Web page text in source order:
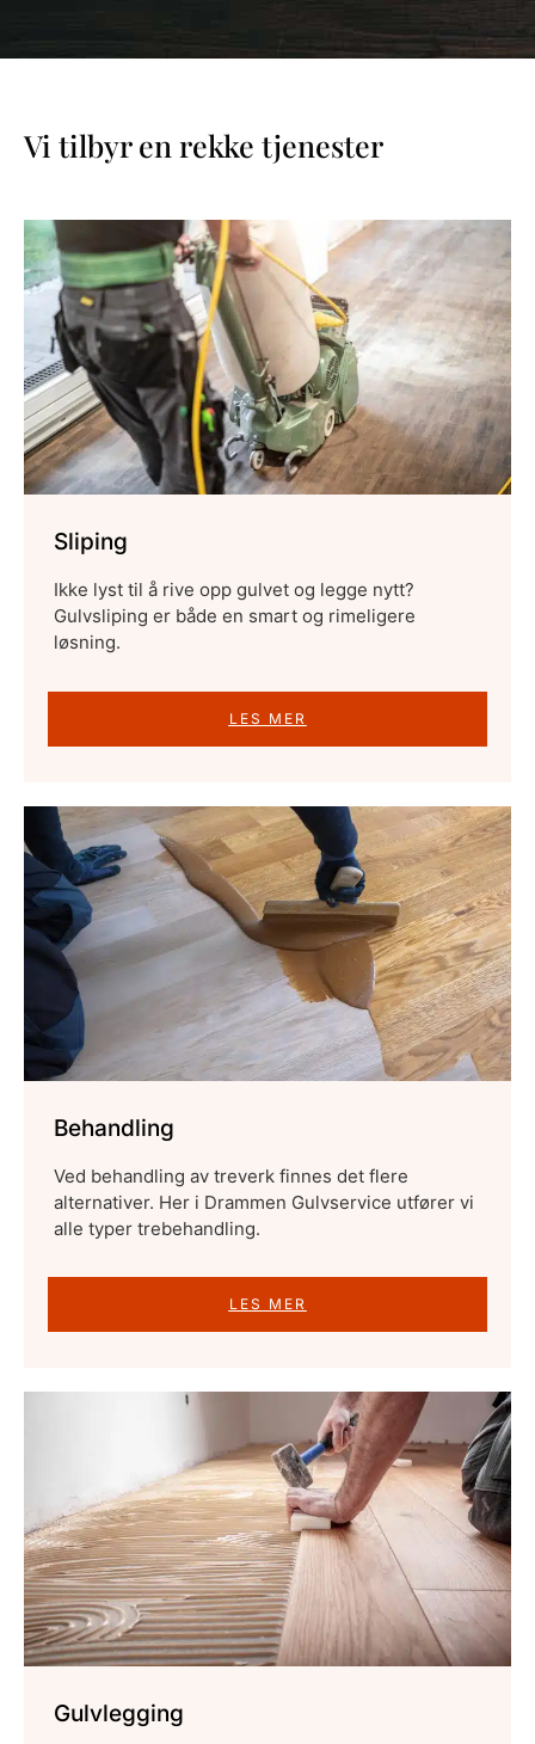
Vi tilbyr en rekke tjenester
Sliping
Ikke lyst til å rive opp gulvet og legge nytt?
Gulvsliping er både en smart og rimeligere
løsning.
LES MER
Behandling
Ved behandling av treverk finnes det flere
alternativer. Her i Drammen Gulvservice utfører vi
alle typer trebehandling.
LES MER
Gulvlegging